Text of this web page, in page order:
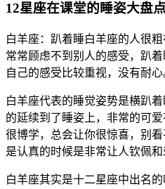
12星座在课堂的睡姿大盘点
白羊座：趴着睡白羊座的人很
常常顾虑不到别人的感受，趴
自己的感受比较重视，没有耐心
白羊座代表的睡觉姿势是横趴
的延续到了睡姿上，非常的可
很博学，总会让你很惊喜，别
是认真的时候是非常让人钦佩和
白羊座其实是十二星座中出名